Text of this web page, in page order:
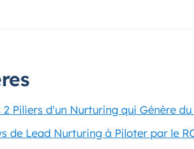
2 Piliers d'un Nurturing qui Génère du
de Lead Nurturing à Piloter par le